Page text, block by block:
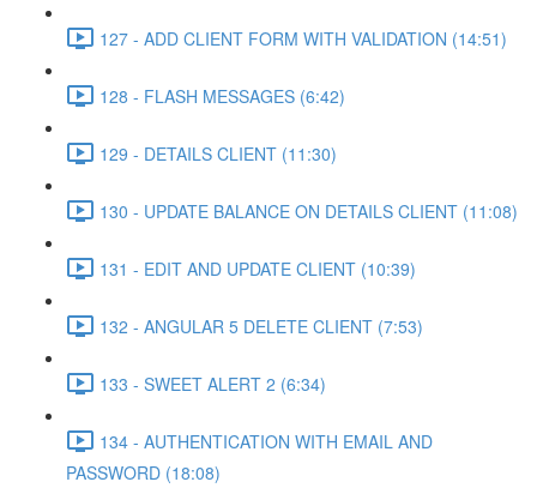
127 - ADD CLIENT FORM WITH VALIDATION (14:51)
128 - FLASH MESSAGES (6:42)
129 - DETAILS CLIENT (11:30)
130 - UPDATE BALANCE ON DETAILS CLIENT (11:08)
131 - EDIT AND UPDATE CLIENT (10:39)
132 - ANGULAR 5 DELETE CLIENT (7:53)
133 - SWEET ALERT 2 (6:34)
134 - AUTHENTICATION WITH EMAIL AND
PASSWORD (18:08)